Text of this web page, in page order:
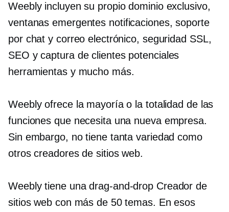
Weebly incluyen su propio dominio exclusivo,
ventanas emergentes notificaciones, soporte
por chat y correo electrónico, seguridad SSL,
SEO ycaptura de clientes potenciales
herramientas y mucho más.
Weebly ofrece la mayoría o la totalidad de las
funciones que necesita una nueva empresa.
Sin embargo, no tiene tanta variedad como
otros creadores de sitios web.
Weebly tiene unadrag-and-drop Creador de
sitios web con más de 50 temas. En esos